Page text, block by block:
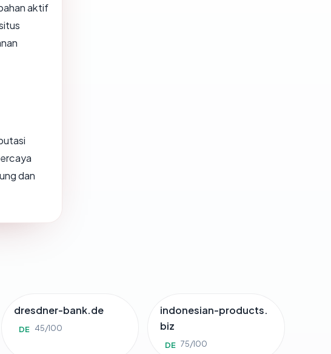
aktif
dan
dresdner-bank.de
DE 45/100
indonesian-products.
biz
DE 75/100